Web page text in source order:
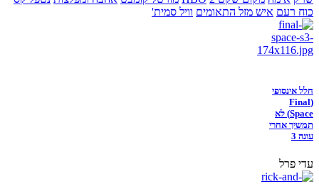
כוח רעם איש מזל התאומים וויל סמית'
חלל אינסופי
(Final
Space) לא
תמשיך אחרי
עונה 3
עדי פרל